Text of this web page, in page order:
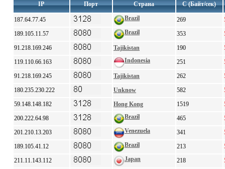
IP Порт Страна С (Байт/сек)
187.64.77.45 Brazil 269
189.105.11.57
Brazil 353
91.218.169.246
Tajikistan 190
119.110.66.163
Indonesia 251
91.218.169.245
Tajikistan 262
180.235.230.222
Unknow 582
59.148.148.182
Hong Kong 1519
200.222.64.98
Brazil 465
201.210.13.203
Venezuela 341
189.105.41.12
Brazil 213
211.11.143.112
Japan 218